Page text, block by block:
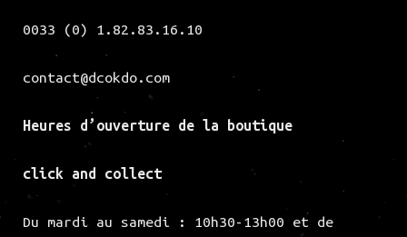
0033 (0) 1.82.83.16.10
contact@dcokdo.com
Heures d’ouverture de la boutique
click and collect
Du mardi au samedi : 10h30-13h00 et de